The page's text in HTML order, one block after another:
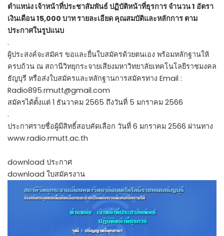
ตำแหน่ง เจ้าหน้าที่ประชาสัมพันธ์ ปฏิบัติหน้าที่ธุรการ จำนวน 1 อัตรา
เงินเดือน 15,000 บาท รายละเอียด คุณสมบัติและหลักการ ตาม
ประกาศในรูปแนบ
.
ผู้ประสงค์จะสมัคร ขอและยื่นใบสมัครด้วยตนเอง พร้อมหลักฐานให้
ครบถ้วน ณ สถานีวิทยุกระจายเสียงมหาวิทยาลัยเทคโนโลยีราชมงคล
ธัญบุรี หรือส่งใบสมัครและหลักฐานการสมัครทาง Email :
Radio895.rmutt@gmail.com
สมัครได้ตั้งแต่ 1 ธันวาคม 2565 ถึงวันที่ 5 มกราคม 2566
.
ประกาศรายชื่อผู้มีสิทธิ์สอบคัดเลือก วันที่ 6 มกราคม 2566 ผ่านทาง
www.radio.rmutt.ac.th
download ประกาศ
download ใบสมัครงาน